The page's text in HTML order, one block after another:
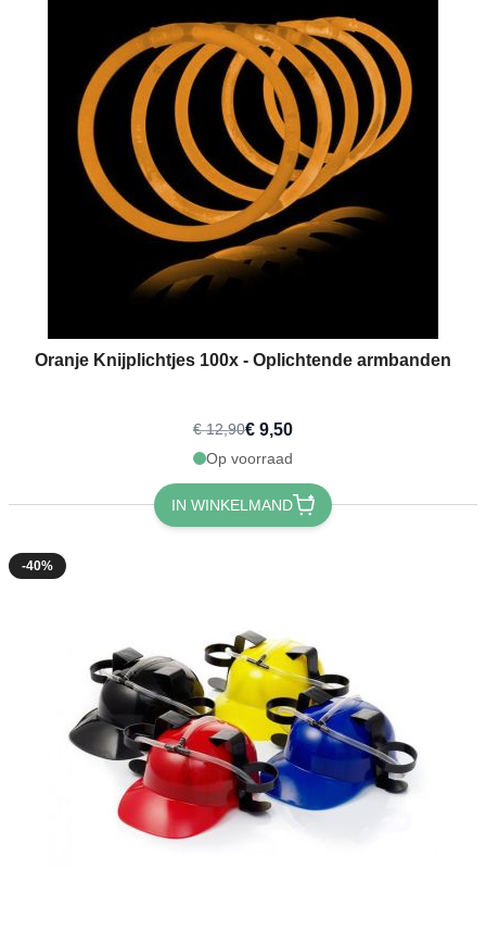
Oranje Knijplichtjes 100x - Oplichtende armbanden
€ 12,90€ 9,50
Op voorraad
IN WINKELMAND
-40%